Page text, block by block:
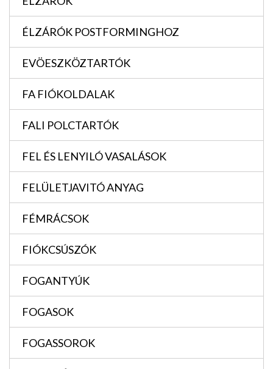
ÉLZÁRÓK POSTFORMINGHOZ
EVÖESZKÖZTARTÓK
FA FIÓKOLDALAK
FALI POLCTARTÓK
FEL ÉS LENYILÓ VASALÁSOK
FELÜLETJAVITÓ ANYAG
FÉMRÁCSOK
FIÓKCSÚSZÓK
FOGANTYÚK
FOGASOK
FOGASSOROK